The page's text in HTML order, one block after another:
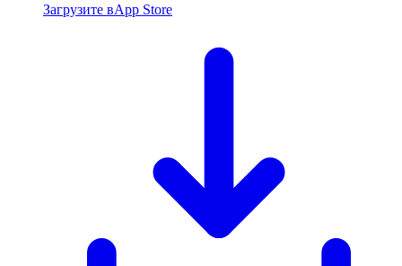
Загрузите вApp Store